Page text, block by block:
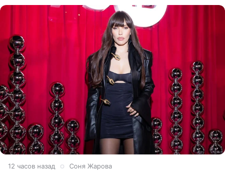
12 часов назад Соня Жарова